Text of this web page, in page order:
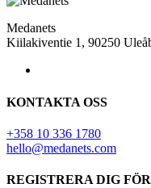
Medanets
Kiilakiventie 1, 90250
KONTAKTA OSS
+358 10 336 1780
hello@medanets.com
REGISTRERA DIG